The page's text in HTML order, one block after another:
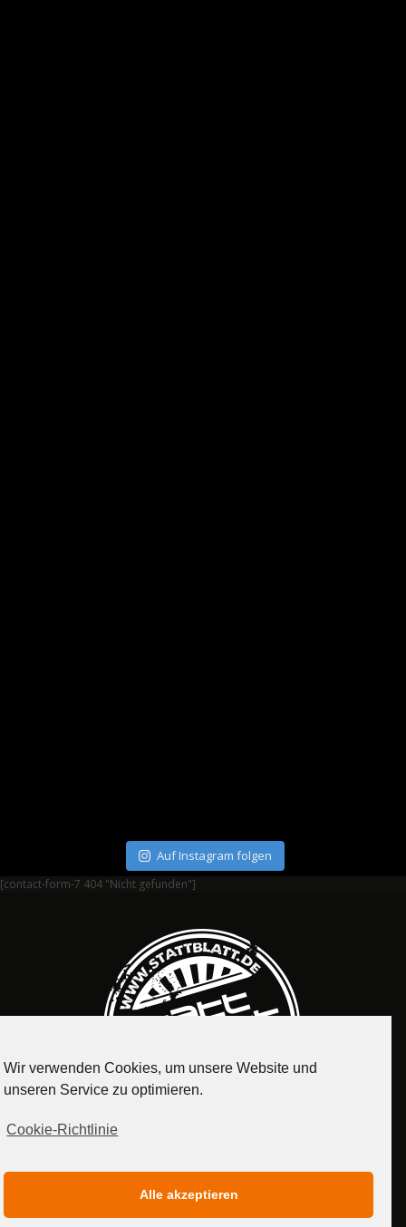
Auf Instagram folgen
[contact-form-7 404 "Nicht gefunden"]
MEDIADATEN
Wir verwenden Cookies, um unsere Website und
unseren Service zu optimieren.
Cookie-Richtlinie
Alle akzeptieren